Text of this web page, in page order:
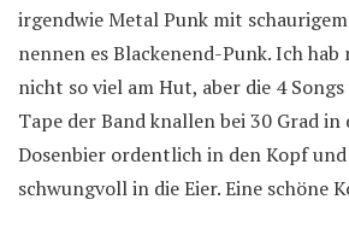
irgendwie Metal Punk mit
nennen es Blackenend-Punk. Ich hab
nicht so viel am Hut, aber die 4
Tape der Band knallen bei 30 Grad in
Dosenbier ordentlich in den Kopf
schwungvoll in die Eier. Eine schöne